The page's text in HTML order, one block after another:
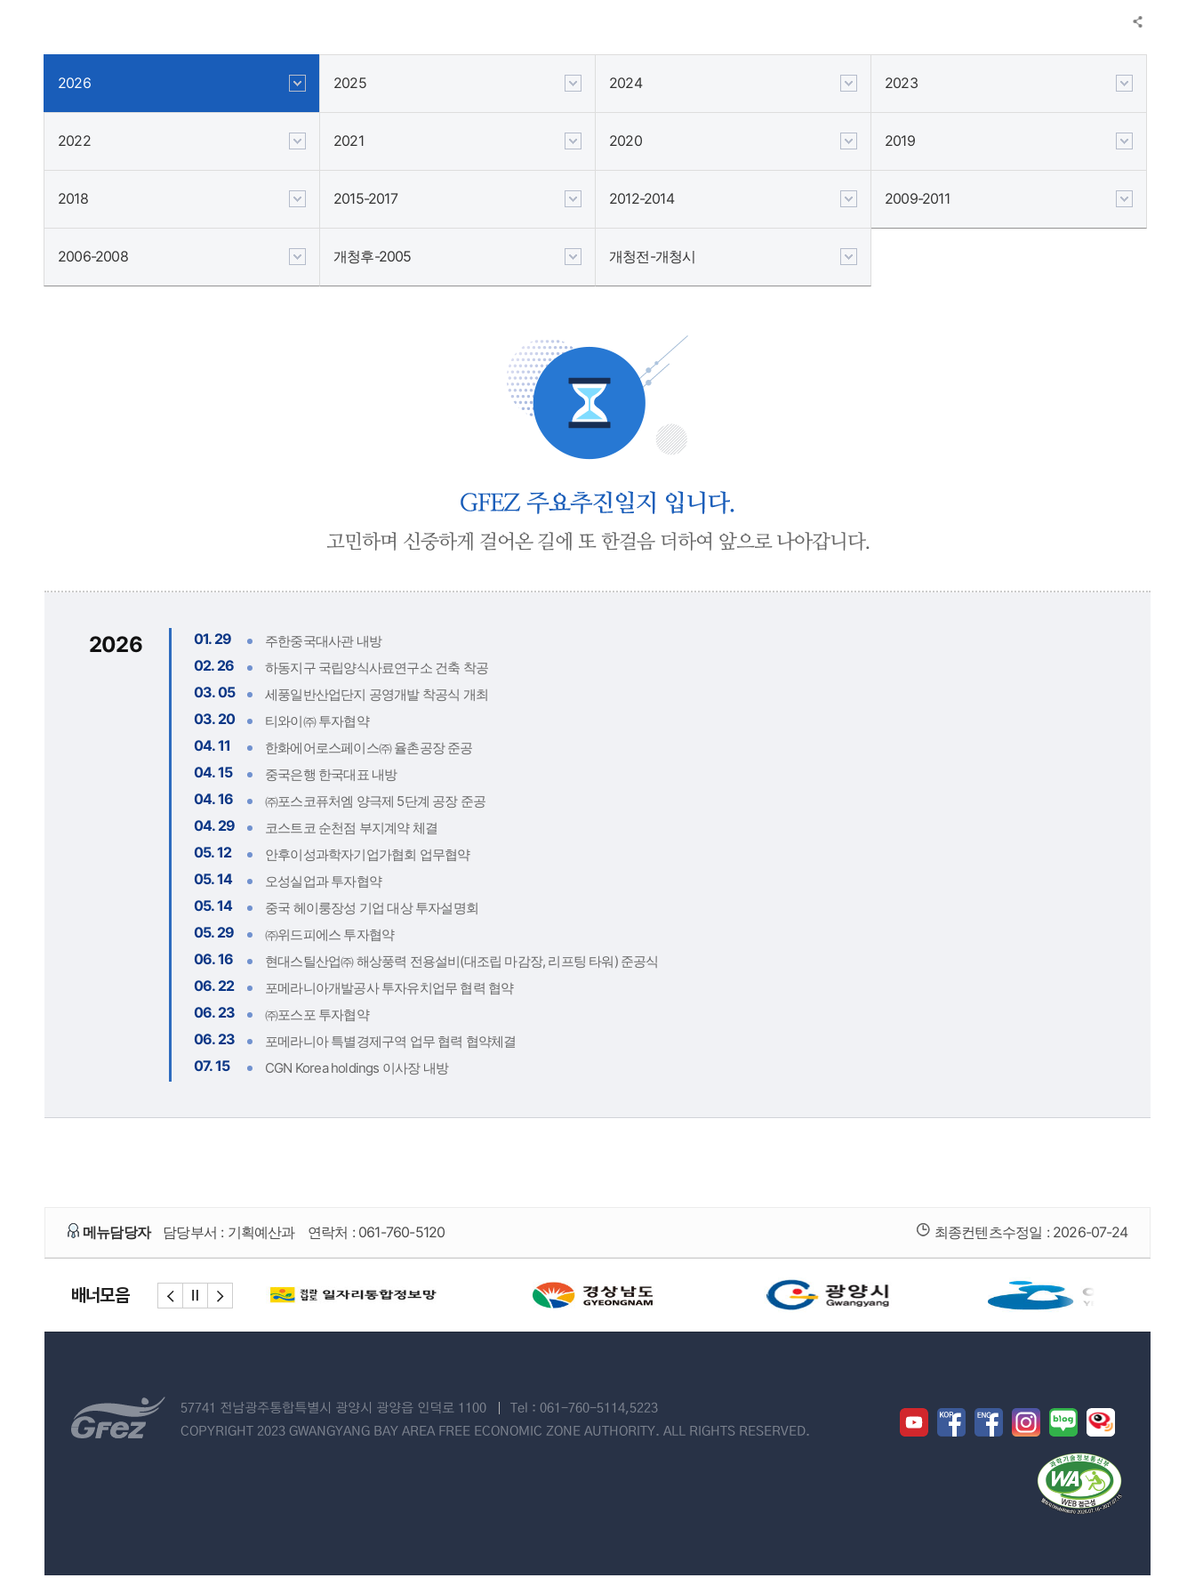
2026 2025 2024 2023
2022 2021 2020 2019
2018 2015-2017 2012-2014 2009-2011
2006-2008 개청후-2005 개청전-개청시
2026 01. 29 주한중국대사관 내방
02. 26 하동지구 국립양식사료연구소 건축 착공
03. 05 세풍일반산업단지 공영개발 착공식 개최
03. 20 티와이㈜ 투자협약
04. 11 한화에어로스페이스㈜ 율촌공장 준공
04. 15 중국은행 한국대표 내방
04. 16 ㈜포스코퓨처엠 양극제 5단계 공장 준공
04. 29 코스트코 순천점 부지계약 체결
05. 12 안후이성과학자기업가협회 업무협약
05. 14 오성실업과 투자협약
05. 14 중국 헤이룽장성 기업 대상 투자설명회
05. 29 ㈜위드피에스 투자협약
06. 16 현대스틸산업㈜ 해상풍력 전용설비(대조립 마감장, 리프팅 타워) 준공식
06. 22 포메라니아개발공사 투자유치업무 협력 협약
06. 23 ㈜포스포 투자협약
06. 23 포메라니아 특별경제구역 업무 협력 협약체결
07. 15 CGN Korea holdings 이사장 내방
메뉴담당자 담당부서 : 기획예산과 연락처 : 061-760-5120 최종컨텐츠수정일 : 2026-07-24
배너모음
57741 전남광주통합특별시 광양시 광양읍 인덕로 1100
Tel : 061-760-5114,5223
COPYRIGHT 2023 GWANGYANG BAY AREA FREE ECONOMIC ZONE AUTHORITY. ALL RIGHTS RESERVED.